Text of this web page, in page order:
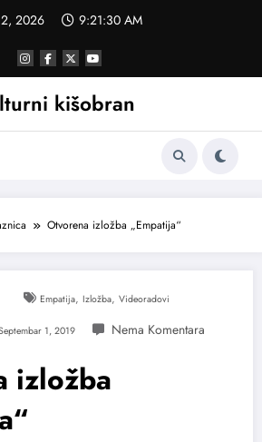
2026 9:21:31 AM
kišobran
Otvorena izložba „Empatija“
Empatija, Izložba, Videoradovi
1, 2019
izložba